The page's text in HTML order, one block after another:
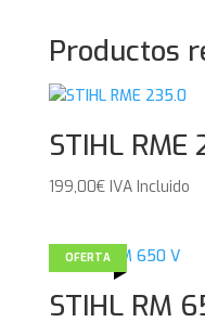
Productos
STIHL RME
199,00€ IVA Incluido
OFERTA
STIHL RM